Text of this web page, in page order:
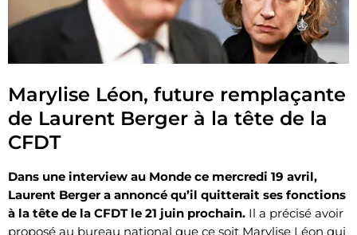
Marylise Léon, future remplaçante
de Laurent Berger à la tête de la
CFDT
Dans une interview au Monde ce mercredi 19 avril,
Laurent Berger a annoncé qu’il quitterait ses fonctions
à la tête de la CFDT le 21 juin prochain. Il a précisé avoir
proposé au bureau national que ce soit Marylise Léon qui